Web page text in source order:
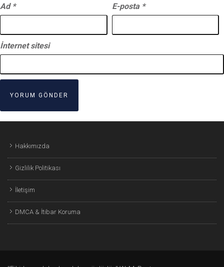
Ad * E-posta *
İnternet sitesi
Hakkımızda
Gizlilik Politikası
İletişim
DMCA & İtibar Koruma